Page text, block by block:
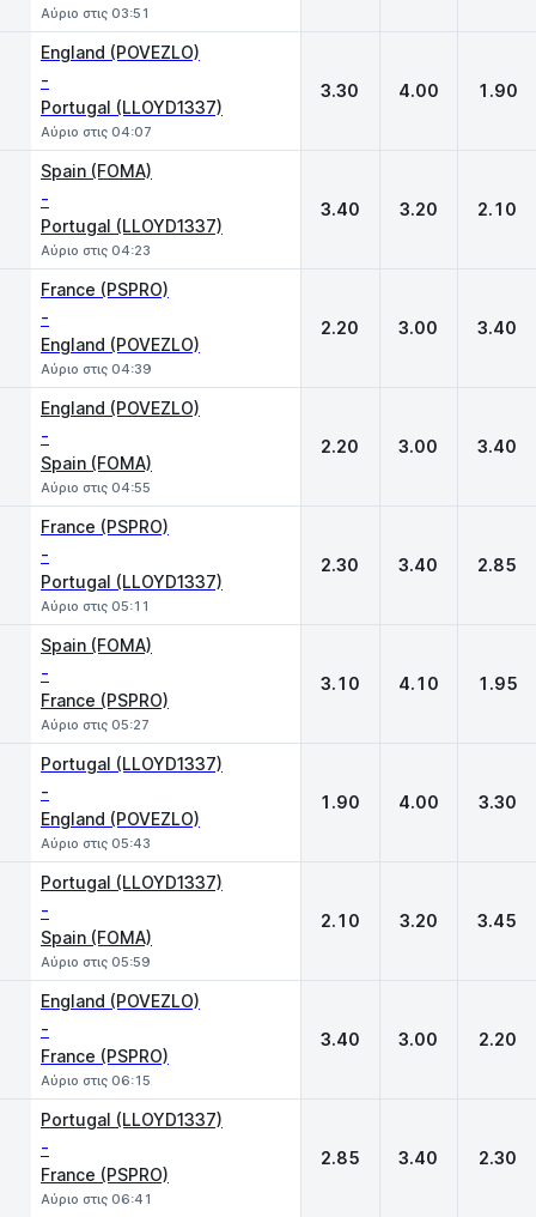
Αύριο στις 03:51
England (POVEZLO)
-
Portugal (LLOYD1337)
Αύριο στις 04:07
3.30 4.00 1.90
Spain (FOMA)
-
Portugal (LLOYD1337)
Αύριο στις 04:23
3.40 3.20 2.10
France (PSPRO)
-
England (POVEZLO)
Αύριο στις 04:39
2.20 3.00 3.40
England (POVEZLO)
-
Spain (FOMA)
Αύριο στις 04:55
2.20 3.00 3.40
France (PSPRO)
-
Portugal (LLOYD1337)
Αύριο στις 05:11
2.30 3.40 2.85
Spain (FOMA)
-
France (PSPRO)
Αύριο στις 05:27
3.10 4.10 1.95
Portugal (LLOYD1337)
-
England (POVEZLO)
Αύριο στις 05:43
1.90 4.00 3.30
Portugal (LLOYD1337)
-
Spain (FOMA)
Αύριο στις 05:59
2.10 3.20 3.45
England (POVEZLO)
-
France (PSPRO)
Αύριο στις 06:15
3.40 3.00 2.20
Portugal (LLOYD1337)
-
France (PSPRO)
Αύριο στις 06:41
2.85 3.40 2.30